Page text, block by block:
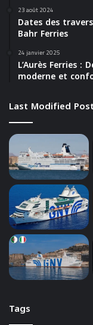
23 août 2024
Dates des
Bahr Ferries
24 janvier 2025
L’Aurès Ferries :
moderne et
Last Modified
Tags